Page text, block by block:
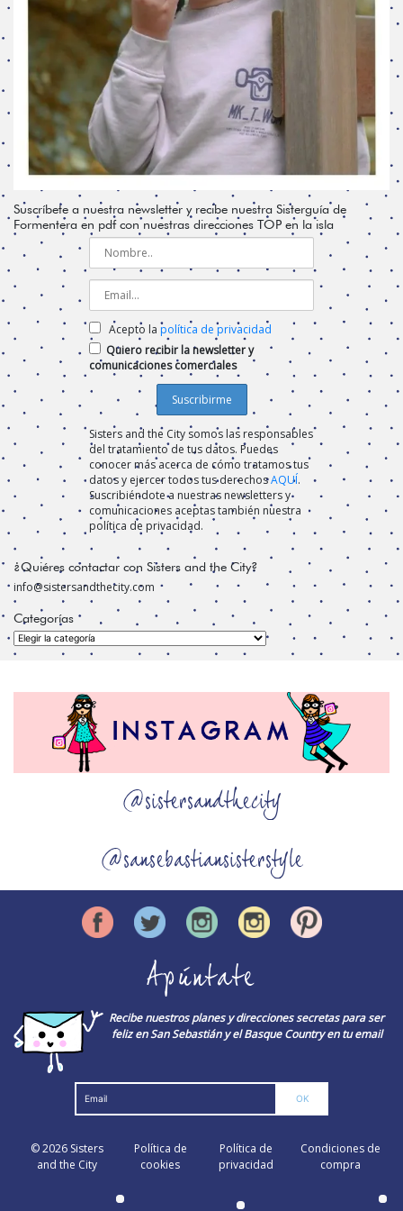
Suscríbete a nuestra newsletter y recibe nuestra Sisterguía de
Formentera en pdf con nuestras direcciones TOP en la isla
Acepto la política de privacidad
Quiero recibir la newsletter y
comunicaciones comerciales
Sisters and the City somos las responsables
del tratamiento de tus datos. Puedes
conocer más acerca de cómo tratamos tus
datos y ejercer todos tus derechosAQUÍ.
Suscribiéndote a nuestras newsletters y
comunicaciones aceptas también nuestra
política de privacidad.
¿Quiéres contactar con Sisters and the City?
info@sistersandthecity.com
Categorías
Categorías
@sistersandthecity
@sansebastiansisterstyle
Apúntate
Recibe nuestros planes y direcciones secretas para ser
feliz en San Sebastián y el Basque Country en tu email
© 2026 Sisters
and the City
Política de
cookies
Política de
privacidad
Condiciones de
compra